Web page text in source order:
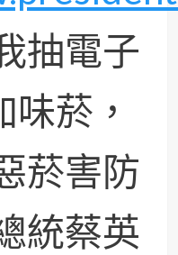
抽電子
菸，
菸害防
統蔡英